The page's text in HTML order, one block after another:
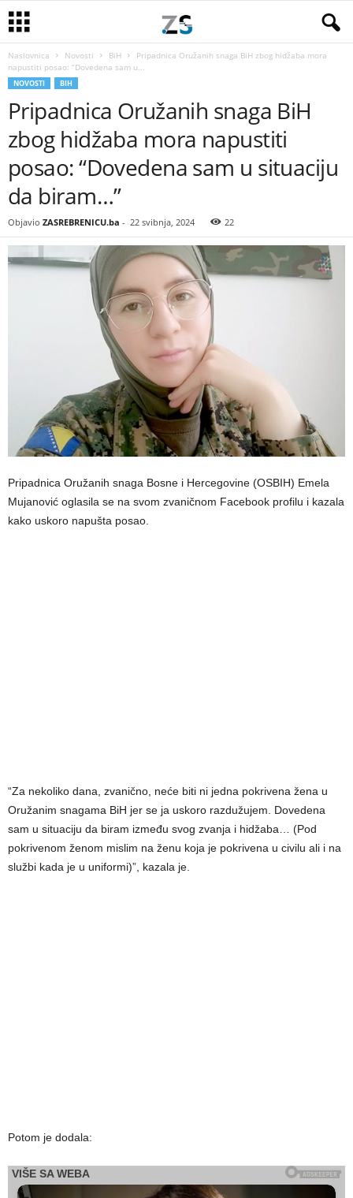
Naslovnica Novosti BiH
Pripadnica Oružanih snaga BiH zbog hidžaba mora
napustiti posao: “Dovedena sam u...
NOVOSTI BIH
Pripadnica Oružanih snaga BiH
zbog hidžaba mora napustiti
posao: “Dovedena sam u situaciju
da biram…”
Objavio ZASREBRENICU.ba - 22 svibnja, 2024 22
Pripadnica Oružanih snaga Bosne i Hercegovine (OSBIH) Emela
Mujanović oglasila se na svom zvaničnom Facebook profilu i kazala
kako uskoro napušta posao.
“Za nekoliko dana, zvanično, neće biti ni jedna pokrivena žena u
Oružanim snagama BiH jer se ja uskoro razdužujem. Dovedena
sam u situaciju da biram između svog zvanja i hidžaba… (Pod
pokrivenom ženom mislim na ženu koja je pokrivena u civilu ali i na
službi kada je u uniformi)”, kazala je.
Potom je dodala: